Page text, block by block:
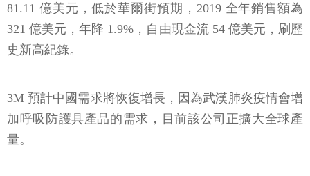
81.11 億美元，低於華爾街預期，2019 全年銷售額為
321 億美元，年降 1.9%，自由現金流 54 億美元，刷歷
史新高紀錄。
3M 預計中國需求將恢復增長，因為武漢肺炎疫情會增
加呼吸防護具產品的需求，目前該公司正擴大全球產
量。